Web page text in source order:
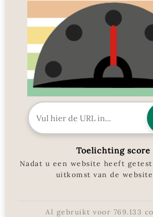
Toelichting score
Nadat u een website heeft
uitkomst van de
Al gebruikt voor 769.133